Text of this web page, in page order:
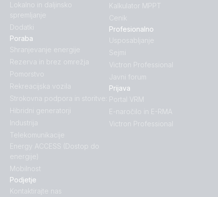
Lokalno in daljinsko
spremljanje
Dodatki
Poraba
Shranjevanje energije
Rezerva in brez omrežja
Pomorstvo
Rekreacijska vozila
Strokovna podpora in storitve:
Hibridni generatorji
Industrija
Telekomunikacije
Energy ACCESS (Dostop do
energije)
Mobilnost
Podjetje
Kontaktirajte nas
Kalkulator MPPT
Cenik
Profesionalno
Usposabljanje
Sejmi
Victron Professional
Javni forum
Prijava
Portal VRM
E-naročilo in E-RMA
Victron Professional